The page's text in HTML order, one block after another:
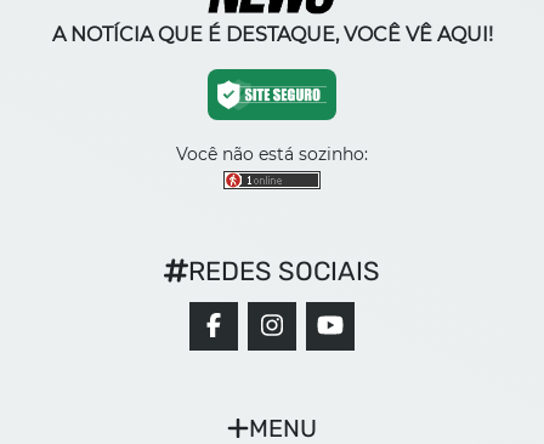
A NOTÍCIA QUE É DESTAQUE, VOCÊ VÊ AQUI!
Você não está sozinho:
MENU
REDES SOCIAIS